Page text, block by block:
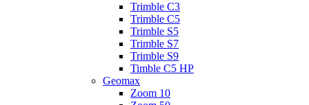
Trimble C3
Trimble C5
Trimble S5
Trimble S7
Trimble S9
Timble C5 HP
Geomax
Zoom 10